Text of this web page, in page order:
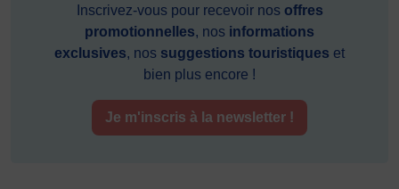
Inscrivez-vous pour recevoir nos offres
promotionnelles, nos informations
exclusives, nos suggestions touristiques et
bien plus encore !
Je m'inscris à la newsletter !